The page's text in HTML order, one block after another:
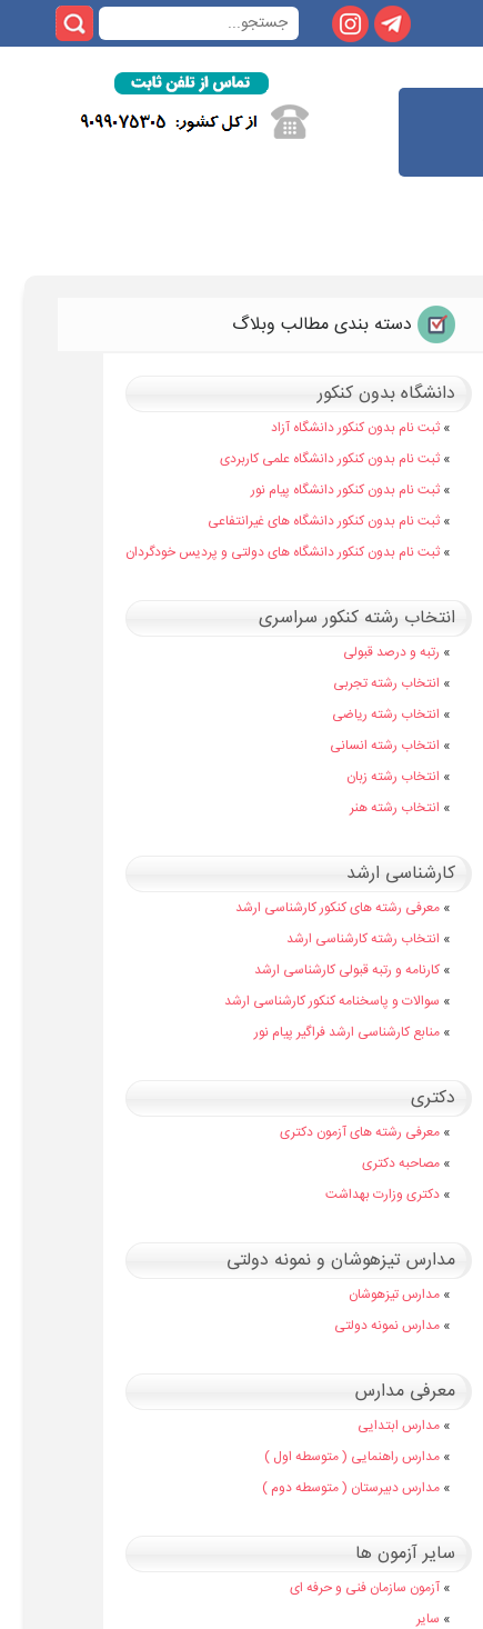
دسته بندی مطالب وبلاگ
دانشگاه بدون کنکور
» ثبت نام بدون کنکور دانشگاه آزاد
» ثبت نام بدون کنکور دانشگاه علمی کاربردی
» ثبت نام بدون کنکور دانشگاه پیام نور
» ثبت نام بدون کنکور دانشگاه های غیرانتفاعی
» ثبت نام بدون کنکور دانشگاه های دولتی و پردیس خودگردان
انتخاب رشته کنکور سراسری
» رتبه و درصد قبولی
» انتخاب رشته تجربی
» انتخاب رشته ریاضی
» انتخاب رشته انسانی
» انتخاب رشته زبان
» انتخاب رشته هنر
کارشناسی ارشد
» معرفی رشته های کنکور کارشناسی ارشد
» انتخاب رشته کارشناسی ارشد
» کارنامه و رتبه قبولی کارشناسی ارشد
» سوالات و پاسخنامه کنکور کارشناسی ارشد
» منابع کارشناسی ارشد فراگیر پیام نور
دکتری
» معرفی رشته های آزمون دکتری
» مصاحبه دکتری
» دکتری وزارت بهداشت
مدارس تیزهوشان و نمونه دولتی
» مدارس تیزهوشان
» مدارس نمونه دولتی
معرفی مدارس
» مدارس ابتدایی
» مدارس راهنمایی ( متوسطه اول )
» مدارس دبیرستان ( متوسطه دوم )
سایر آزمون ها
» آزمون سازمان فنی و حرفه ای
» سایر